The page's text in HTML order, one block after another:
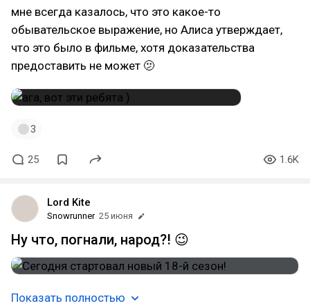
мне всегда казалось, что это какое-то
обывательское выражение, но Алиса утверждает,
что это было в фильме, хотя доказательства
предоставить не может 🫤
3
25 1.6K
Lord Kite
Snowrunner 25 июня
Ну что, погнали, народ?! 😉
Показать полностью